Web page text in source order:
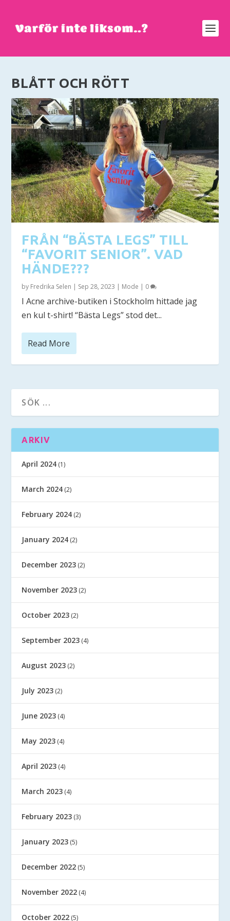
BLÅTT OCH RÖTT
FRÅN “BÄSTA LEGS” TILL
“FAVORIT SENIOR”. VAD
HÄNDE???
by Fredrika Selen | Sep 28, 2023 | Mode | 0
I Acne archive-butiken i Stockholm hittade jag
en kul t-shirt! “Bästa Legs” stod det...
Read More
ARKIV
April 2024 (1)
March 2024 (2)
February 2024 (2)
January 2024 (2)
December 2023 (2)
November 2023 (2)
October 2023 (2)
September 2023 (4)
August 2023 (2)
July 2023 (2)
June 2023 (4)
May 2023 (4)
April 2023 (4)
March 2023 (4)
February 2023 (3)
January 2023 (5)
December 2022 (5)
November 2022 (4)
October 2022 (5)